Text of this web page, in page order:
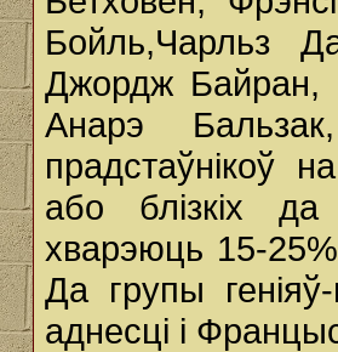
Бойль,Чарльз
Джордж Байран,
Анарэ
прадстаўнікоў
або блізкіх
хварэюць 15-
Да групы
аднесці і